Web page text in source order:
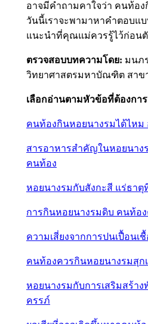
อาจมีคำถามคาใจว่า คนท้อ
วันนี้เราจะพามาหาคำตอบแ
แนะนำที่คุณแม่ควรรู้ไว้ก่อน
ตรวจสอบบทความโดย: มนภ
วิทยาศาสตรมหาบัณฑิต สาข
เลือกอ่านตามหัวข้อที่ต้องการ
คนท้องกินหอยนางรมได้ไหม
สารอาหารสำคัญในหอยนาง
คนท้อง
หอยนางรมกับสังกะสี แร่ธาตุ
การกินหอยนางรมดิบ คนท้อง
ความเสี่ยงจากการปนเปื้อนเ
คนท้องควรกินหอยนางรมสุก
หอยนางรมกับการเสริมสร้า
ครรภ์